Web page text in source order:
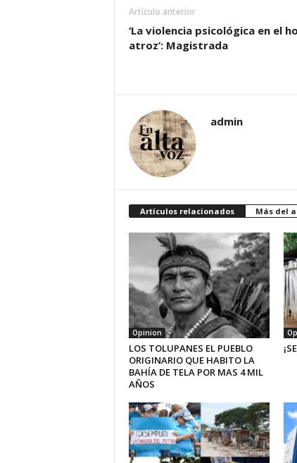
Artículo anterior
‘La violencia psicológica en el
atroz’: Magistrada
admin
Artículos relacionados Más del
Opinion
LOS TOLUPANES EL PUEBLO
ORIGINARIO QUE HABITO LA
BAHÍA DE TELA POR MAS 4 MIL
AÑOS